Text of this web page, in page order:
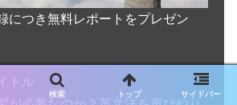
につき無料レポートをプレゼン
トル
検索 トップ サイドバー